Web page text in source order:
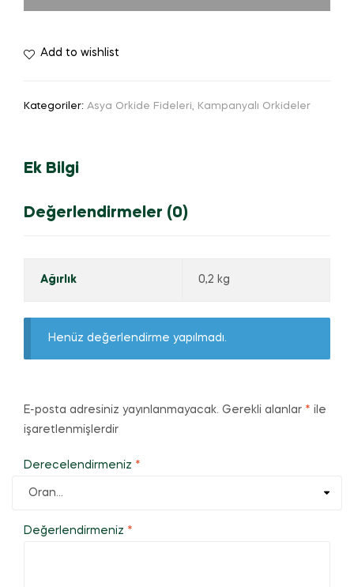
Add to wishlist
Kategoriler: Asya Orkide Fideleri, Kampanyalı Orkideler
Ek Bilgi
Değerlendirmeler (0)
Ağırlık 0,2 kg
Henüz değerlendirme yapılmadı.
E-posta adresiniz yayınlanmayacak. Gerekli alanlar * ile
işaretlenmişlerdir
Derecelendirmeniz *
Değerlendirmeniz *